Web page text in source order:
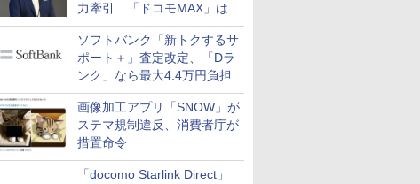
力牽引 「ドコモMAX」は
400万契約突破
ソフトバンク「新トクするサ
ポート＋」査定改定、「Dラ
ンク」なら最大4.4万円負担
画像加工アプリ「SNOW」が
ステマ規制違反、消費者庁が
措置命令
「docomo Starlink Direct」